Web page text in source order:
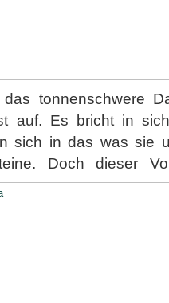
tonnenschwere
auf. Es bricht in
sich in das was sie
Doch dieser